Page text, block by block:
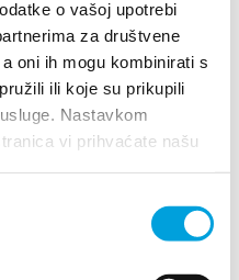
o vašoj upotrebi
za društvene
oni ih mogu kombinirati s
ili koje su prikupili
Nastavkom
vi prihvaćate našu
Stari